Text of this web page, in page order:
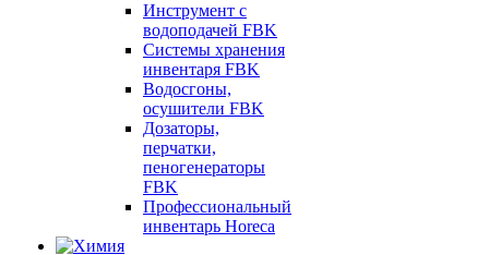
Инструмент с
водоподачей FBK
Системы хранения
инвентаря FBK
Водосгоны,
осушители FBK
Дозаторы,
перчатки,
пеногенераторы
FBK
Профессиональный
инвентарь Horeca